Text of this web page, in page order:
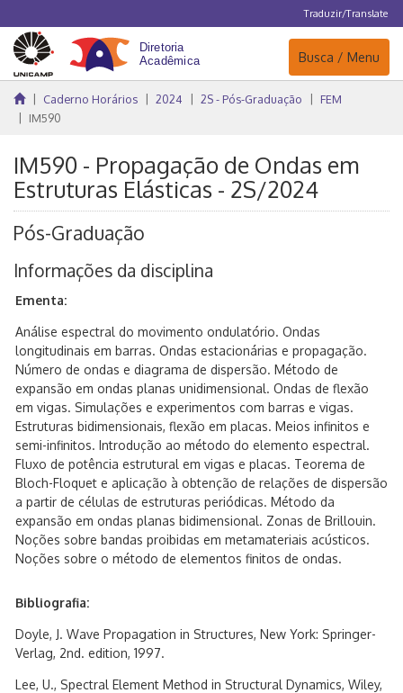
Traduzir/Translate
Navegação
Busca / Menu
Caderno Horários 2024 2S - Pós-Graduação
FEM
IM590
IM590 - Propagação de Ondas em
Estruturas Elásticas - 2S/2024
Pós-Graduação
Informações da disciplina
Ementa:
Análise espectral do movimento ondulatório. Ondas
longitudinais em barras. Ondas estacionárias e propagação.
Número de ondas e diagrama de dispersão. Método de
expansão em ondas planas unidimensional. Ondas de flexão
em vigas. Simulações e experimentos com barras e vigas.
Estruturas bidimensionais, flexão em placas. Meios infinitos e
semi-infinitos. Introdução ao método do elemento espectral.
Fluxo de potência estrutural em vigas e placas. Teorema de
Bloch-Floquet e aplicação à obtenção de relações de dispersão
a partir de células de estruturas periódicas. Método da
expansão em ondas planas bidimensional. Zonas de Brillouin.
Noções sobre bandas proibidas em metamateriais acústicos.
Noções sobre o método de elementos finitos de ondas.
Bibliografia:
Doyle, J. Wave Propagation in Structures, New York: Springer-
Verlag, 2nd. edition, 1997.
Lee, U., Spectral Element Method in Structural Dynamics, Wiley,